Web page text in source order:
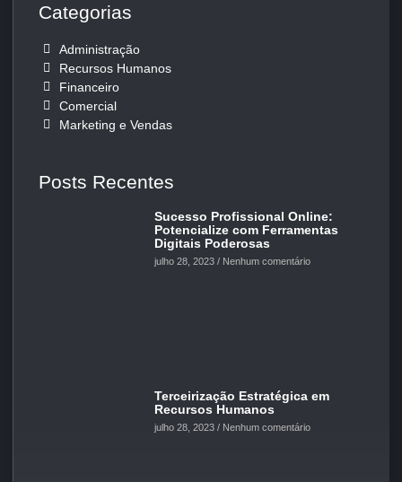
Categorias
Administração
Recursos Humanos
Financeiro
Comercial
Marketing e Vendas
Posts Recentes
Sucesso Profissional Online:
Potencialize com Ferramentas
Digitais Poderosas
julho 28, 2023 Nenhum comentário
Terceirização Estratégica em
Recursos Humanos
julho 28, 2023 Nenhum comentário